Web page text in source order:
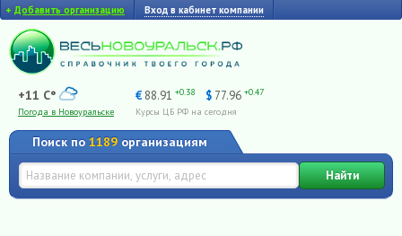
+ Добавить организацию Вход в кабинет компании
+11 C°
Погода в Новоуральске
€ 88.91 +0.38 $ 77.96 +0.47
Курсы ЦБ РФ на сегодня
Поиск по 1189 организациям
Найти